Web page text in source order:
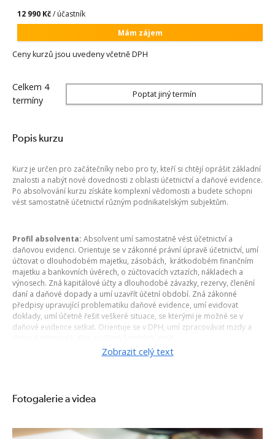
12 990 Kč/ účastník
Mám zájem
Ceny kurzů jsou uvedeny včetně DPH
Celkem 4
termíny
Poptat jiný termín
Popis kurzu
Kurz je určen pro začátečníky nebo pro ty, kteří si chtějí oprášit základní
znalosti a nabýt nové dovednosti z oblasti účetnictví a daňové evidence.
Po absolvování kurzu získáte komplexní vědomosti a budete schopni
vést samostatně účetnictví různým podnikatelským subjektům.
Profil absolventa: Absolvent umí samostatně vést účetnictví a
daňovou evidenci. Orientuje se v zákonné právní úpravě účetnictví, umí
účtovat o dlouhodobém majetku, zásobách, krátkodobém finančním
majetku a bankovních úvěrech, o zúčtovacích vztazích, nákladech a
výnosech. Zná kapitálové účty a dlouhodobé závazky, rezervy, členění
daní a daňové dopady a umí uzavřít účetní období. Zná zákonné
předpisy upravující problematiku daňové evidence, umí evidovat
doklady, umí účetně řešit veškeré situace, se kterými je možné se v
daňové evidence setkat. Orientuje se v DPH, umí zpracovávat mzdy a
Zobrazit celý text
Fotogalerie a videa